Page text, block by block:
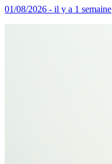
01/08/2026 - il y a 1 semaine